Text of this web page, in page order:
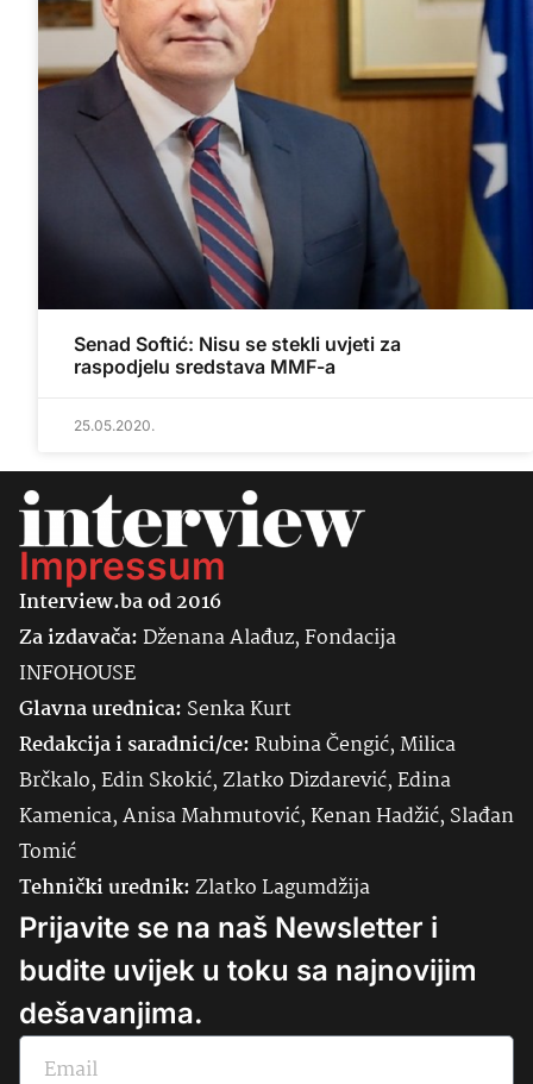
Senad Softić: Nisu se stekli uvjeti za
raspodjelu sredstava MMF-a
25.05.2020.
Impressum
Interview.ba od 2016
Za izdavača:Dženana Alađuz, Fondacija
INFOHOUSE
Glavna urednica: SenkaKurt
Redakcija i saradnici/ce:Rubina Čengić, Milica
Brčkalo, Edin Skokić, Zlatko Dizdarević, Edina
Kamenica, Anisa Mahmutović, Kenan Hadžić, Slađan
Tomić
Tehnički urednik:Zlatko Lagumdžija
Prijavite se na naš Newsletter i
budite uvijek u toku sa najnovijim
dešavanjima.